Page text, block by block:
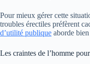
Pour mieux gérer cette
troubles érectiles préfèrent
d’utilité publique aborde
Les craintes de l’homme